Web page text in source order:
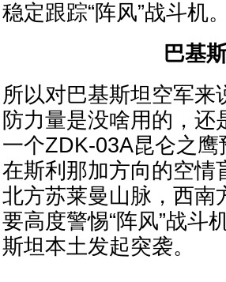
稳定跟踪“阵风”战斗机。
巴基
所以对巴基斯坦空军来
防力量是没啥用的，
一个ZDK-03A昆仑之
在斯利那加方向的空情
北方苏莱曼山脉，西南
要高度警惕“阵风”战斗
斯坦本土发起突袭。